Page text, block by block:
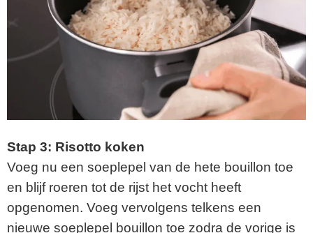
Stap 3: Risotto koken
Voeg nu een soeplepel van de hete bouillon toe
en blijf roeren tot de rijst het vocht heeft
opgenomen. Voeg vervolgens telkens een
nieuwe soeplepel bouillon toe zodra de vorige is